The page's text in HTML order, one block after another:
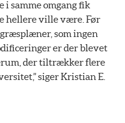
i samme omgang fik
hellere ville være. Før
som ingen
er der blevet
der tiltrækker flere
siger Kristian E.